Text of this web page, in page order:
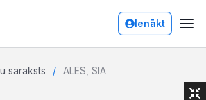
Ienākt
saraksts ALES, SIA